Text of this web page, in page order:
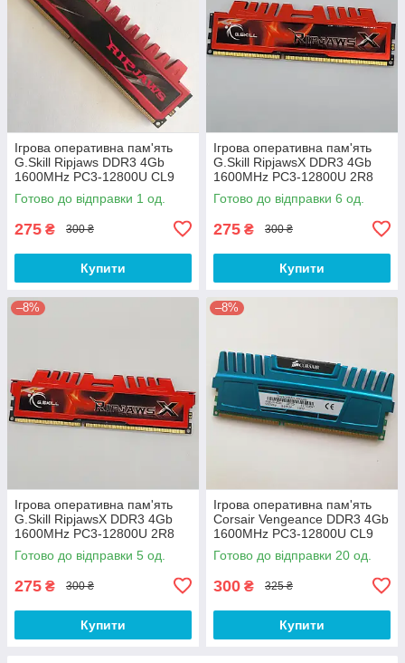
Ігрова оперативна пам'ять
G.Skill Ripjaws DDR3 4Gb
1600MHz PC3-12800U CL9
(F3-12800CL9Q-16GBRL) Б/В
Готово до відправки 1 од.
275 ₴ 300 ₴
Купити
Ігрова оперативна пам'ять
G.Skill RipjawsX DDR3 4Gb
1600MHz PC3-12800U 2R8
CL9 (F3-12800CL9D-8GBXL)
Б/В
Готово до відправки 6 од.
275 ₴ 300 ₴
Купити
–8%
Ігрова оперативна пам'ять
G.Skill RipjawsX DDR3 4Gb
1600MHz PC3-12800U 2R8
CL9 (F3-12800CL9Q-
16GBXL) Б/В
Готово до відправки 5 од.
275 ₴ 300 ₴
Купити
–8%
Ігрова оперативна пам'ять
Corsair Vengeance DDR3 4Gb
1600MHz PC3-12800U CL9
(CMZ8GX3M2A1600C9B) Б/У
Готово до відправки 20 од.
300 ₴ 325 ₴
Купити